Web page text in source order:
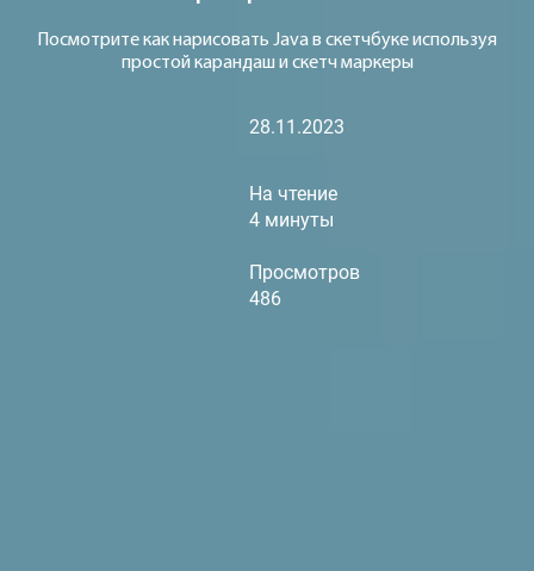
Посмотрите как нарисовать Java в скетчбуке используя
простой карандаш и скетч маркеры
28.11.2023
На чтение
4 минуты
Просмотров
486